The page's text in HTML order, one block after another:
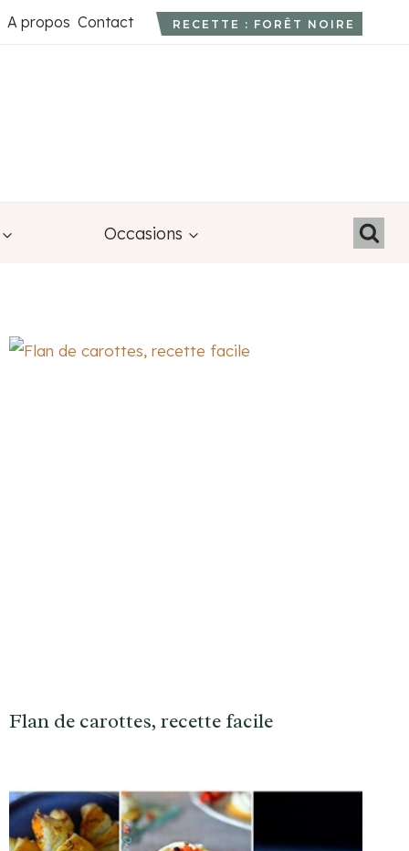
A propos Contact RECETTE : FORÊT NOIRE
Occasions
Flan de carottes, recette facile